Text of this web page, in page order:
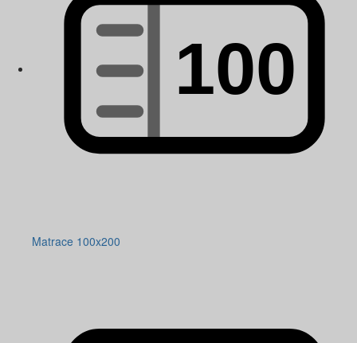
Matrace 100x200